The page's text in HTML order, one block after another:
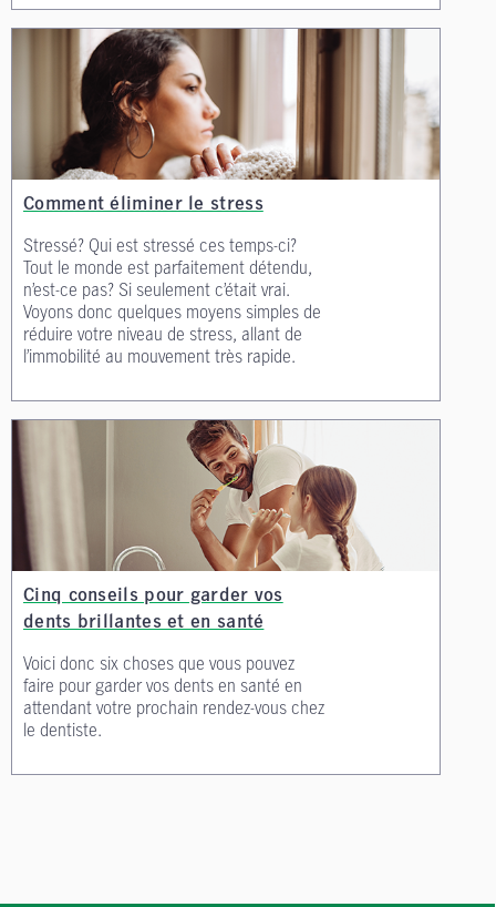
Comment éliminer le stress
Stressé? Qui est stressé ces temps-ci?
Tout le monde est parfaitement détendu,
n’est-ce pas? Si seulement c’était vrai.
Voyons donc quelques moyens simples de
réduire votre niveau de stress, allant de
l’immobilité au mouvement très rapide.
Cinq conseils pour garder vos
dents brillantes et en santé
Voici donc six choses que vous pouvez
faire pour garder vos dents en santé en
attendant votre prochain rendez-vous chez
le dentiste.